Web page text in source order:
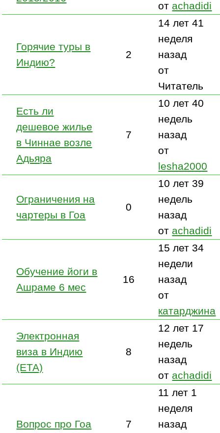
от achadidi
Горячие туры в
Индию?
2
14 лет 41
неделя
назад
от
Читатель
Есть ли
дешевое жилье
в Чиннае возле
Адьяра
7
10 лет 40
недель
назад
от
lesha2000
Ограничения на
чартеры в Гоа
0
10 лет 39
недель
назад
от achadidi
Обучение йоги в
Ашраме 6 мес
16
15 лет 34
недели
назад
от
катарджина
Электронная
виза в Индию
(ЕТА)
8
12 лет 17
недель
назад
от achadidi
Вопрос про Гоа 7
11 лет 1
неделя
назад